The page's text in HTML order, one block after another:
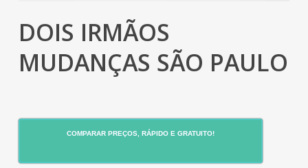
DOIS IRMÃOS
MUDANÇAS SÃO PAULO
COMPARAR PREÇOS, RÁPIDO E GRATUITO!